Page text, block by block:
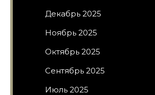
Декабрь 2025
Ноябрь 2025
Октябрь 2025
Сентябрь 2025
Июль 2025